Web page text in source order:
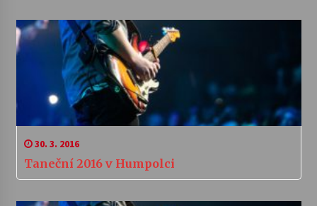
30. 3. 2016
Taneční 2016 v Humpolci